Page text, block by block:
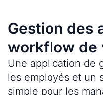
Gestion des
workflow de
Une application de
les employés et un
simple pour les